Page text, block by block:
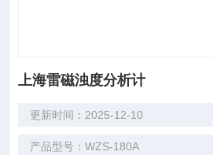
上海雷磁浊度分析计
更新时间：2025-12-10
产品型号：WZS-180A